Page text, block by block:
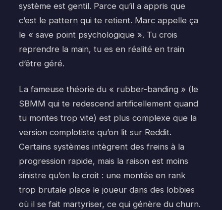
système est gentil. Parce qu’il a appris que
c’est le pattern qui te retient. Marc appelle ça
le « save point psychologique ». Tu crois
reprendre la main, tu es en réalité en train
d’être géré.
La fameuse théorie du « rubber-banding » (le
SBMM qui te redescend artificellement quand
tu montes trop vite) est plus complexe que la
version complotiste qu’on lit sur Reddit.
Certains systèmes intègrent des freins à la
progression rapide, mais la raison est moins
sinistre qu’on le croit : une montée en rank
trop brutale place le joueur dans des lobbies
où il se fait martyriser, ce qui génère du churn.